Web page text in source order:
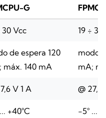
G
30 Vcc 19 ÷ 30
de espera 120
máx. 140 mA
modo
mA;
V 1 A @ 27,6
+40°C -5° ...